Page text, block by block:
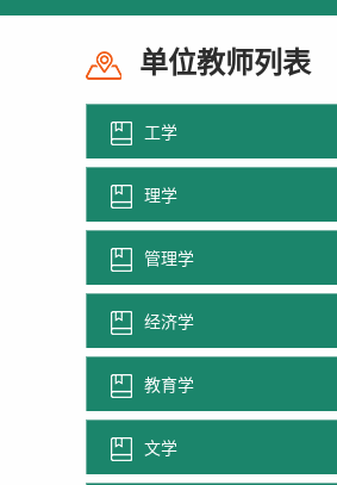
单位教师列表
工学
理学
管理学
经济学
教育学
文学